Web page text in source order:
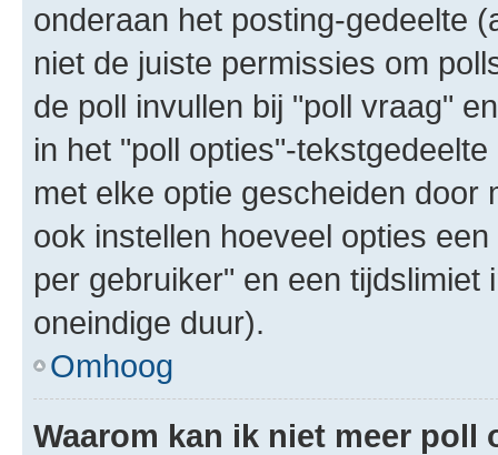
onderaan het posting-gedeelte
niet de juiste permissies om
de poll invullen bij "poll vraag"
in het "poll opties"-
met elke optie gescheiden door
ook instellen hoeveel opties
per gebruiker" en een
oneindige duur).
Omhoog
Waarom kan ik niet meer poll